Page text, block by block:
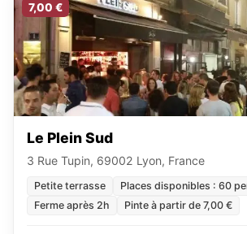
7,00 €
Le Plein Sud
3 Rue Tupin, 69002 Lyon, France
Petite terrasse
Places disponibles : 60
Ferme après 2h
Pinte à partir de 7,00 €